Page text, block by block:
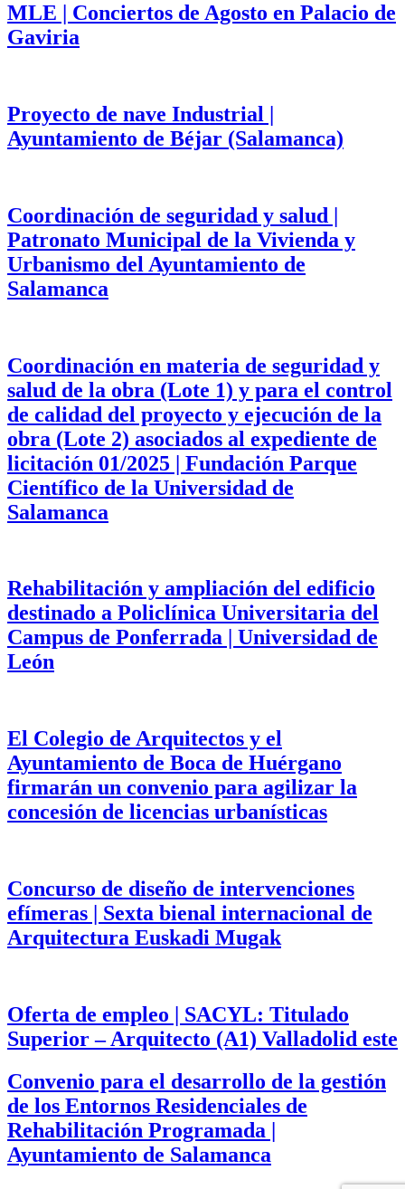
MLE | Conciertos de Agosto en Palacio de
Gaviria
Proyecto de nave Industrial |
Ayuntamiento de Béjar (Salamanca)
Coordinación de seguridad y salud |
Patronato Municipal de la Vivienda y
Urbanismo del Ayuntamiento de
Salamanca
Coordinación en materia de seguridad y
salud de la obra (Lote 1) y para el control
de calidad del proyecto y ejecución de la
obra (Lote 2) asociados al expediente de
licitación 01/2025 | Fundación Parque
Científico de la Universidad de
Salamanca
Rehabilitación y ampliación del edificio
destinado a Policlínica Universitaria del
Campus de Ponferrada | Universidad de
León
El Colegio de Arquitectos y el
Ayuntamiento de Boca de Huérgano
firmarán un convenio para agilizar la
concesión de licencias urbanísticas
Concurso de diseño de intervenciones
efímeras | Sexta bienal internacional de
Arquitectura Euskadi Mugak
Oferta de empleo | SACYL: Titulado
Superior – Arquitecto (A1) Valladolid este
Convenio para el desarrollo de la gestión
de los Entornos Residenciales de
Rehabilitación Programada |
Ayuntamiento de Salamanca